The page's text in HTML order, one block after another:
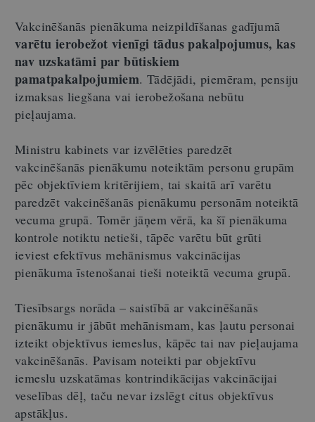
Vakcinēšanās pienākuma neizpildīšanas gadījumā
varētu ierobežot vienīgi tādus pakalpojumus, kas
nav uzskatāmi par būtiskiem
pamatpakalpojumiem. Tādējādi, piemēram, pensiju
izmaksas liegšana vai ierobežošana nebūtu
pieļaujama.
Ministru kabinets var izvēlēties paredzēt
vakcinēšanās pienākumu noteiktām personu grupām
pēc objektīviem kritērijiem, tai skaitā arī varētu
paredzēt vakcinēšanās pienākumu personām noteiktā
vecuma grupā. Tomēr jāņem vērā, ka šī pienākuma
kontrole notiktu netieši, tāpēc varētu būt grūti
ieviest efektīvus mehānismus vakcinācijas
pienākuma īstenošanai tieši noteiktā vecuma grupā.
Tiesībsargs norāda – saistībā ar vakcinēšanās
pienākumu ir jābūt mehānismam, kas ļautu personai
izteikt objektīvus iemeslus, kāpēc tai nav pieļaujama
vakcinēšanās. Pavisam noteikti par objektīvu
iemeslu uzskatāmas kontrindikācijas vakcinācijai
veselības dēļ, taču nevar izslēgt citus objektīvus
apstākļus.